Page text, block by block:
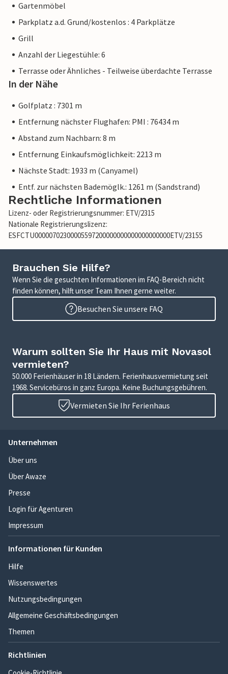
Gartenmöbel
Parkplatz a.d. Grund/kostenlos : 4 Parkplätze
Grill
Anzahl der Liegestühle: 6
Terrasse oder Ähnliches - Teilweise überdachte Terrasse
In der Nähe
Golfplatz : 7301 m
Entfernung nächster Flughafen: PMI : 76434 m
Abstand zum Nachbarn: 8 m
Entfernung Einkaufsmöglichkeit: 2213 m
Nächste Stadt: 1933 m (Canyamel)
Entf. zur nächsten Bademöglk.: 1261 m (Sandstrand)
Rechtliche Informationen
Lizenz- oder Registrierungsnummer: ETV/2315
Nationale Registrierungslizenz:
ESFCTU00000702300005597200000000000000000000ETV/23155
Brauchen Sie Hilfe?
Wenn Sie die gesuchten Informationen im FAQ-Bereich nicht
finden können, hilft unser Team Ihnen gerne weiter.
Besuchen Sie unsere FAQ
Warum sollten Sie Ihr Haus mit Novasol
vermieten?
50.000 Ferienhäuser in 18 Ländern. Ferienhausvermietung seit
1968. Servicebüros in ganz Europa. Keine Buchungsgebühren.
Vermieten Sie Ihr Ferienhaus
Unternehmen
Über uns
Über Awaze
Presse
Login für Agenturen
Impressum
Informationen für Kunden
Hilfe
Wissenswertes
Nutzungsbedingungen
Allgemeine Geschäftsbedingungen
Themen
Richtlinien